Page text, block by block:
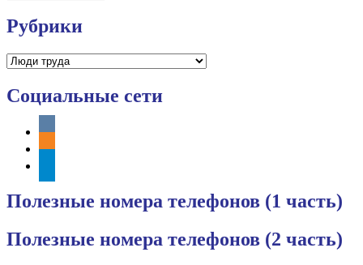
Рубрики
Рубрики
Социальные сети
vkontakte
odnoklassniki
Полезные номера телефонов (1 часть)
Полезные номера телефонов (2 часть)